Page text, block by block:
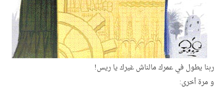
ربنا يطول في عمرك مالناش غيرك يا ريس!
و مرة أخرى: